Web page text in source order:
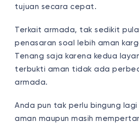
tujuan secara cepat.
Terkait armada, tak sedikit pula
penasaran soal
lebih aman
Tenang saja karena kedua
terbukti aman tidak ada
armada.
Anda pun tak perlu bingung
aman maupun masih